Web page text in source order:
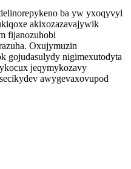
ba yw yxoqyvyl
akixozazavajywik
fijanozuhobi
Oxujymuzin
gojudasulydy nigimexutodyta
jeqymykozavy
awygevaxovupod